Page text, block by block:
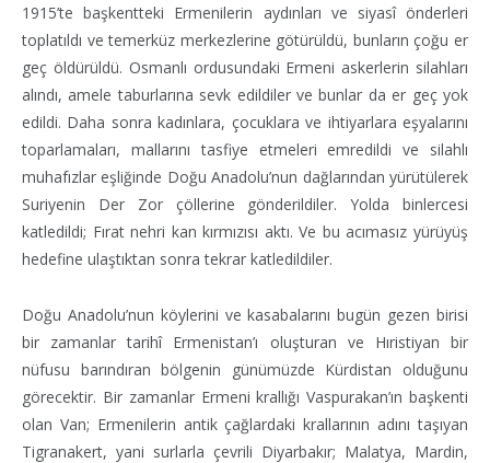
1915’te başkentteki Ermenilerin aydınları ve siyasî önderleri
toplatıldı ve temerküz merkezlerine götürüldü, bunların çoğu er
geç öldürüldü. Osmanlı ordusundaki Ermeni askerlerin silahları
alındı, amele taburlarına sevk edildiler ve bunlar da er geç yok
edildi. Daha sonra kadınlara, çocuklara ve ihtiyarlara eşyalarını
toparlamaları, mallarını tasfiye etmeleri emredildi ve silahlı
muhafızlar eşliğinde Doğu Anadolu’nun dağlarından yürütülerek
Suriyenin Der Zor çöllerine gönderildiler. Yolda binlercesi
katledildi; Fırat nehri kan kırmızısı aktı. Ve bu acımasız yürüyüş
hedefine ulaştıktan sonra tekrar katledildiler.
Doğu Anadolu’nun köylerini ve kasabalarını bugün gezen birisi
bir zamanlar tarihî Ermenistan’ı oluşturan ve Hıristiyan bir
nüfusu barındıran bölgenin günümüzde Kürdistan olduğunu
görecektir. Bir zamanlar Ermeni krallığı Vaspurakan’ın başkenti
olan Van; Ermenilerin antik çağlardaki krallarının adını taşıyan
Tigranakert, yani surlarla çevrili Diyarbakır; Malatya, Mardin,